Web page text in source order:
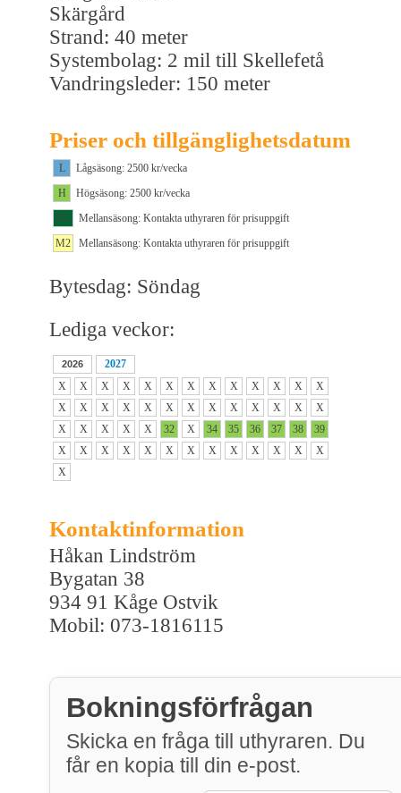
Skärgård
Strand: 40 meter
Systembolag: 2 mil till Skellefetå
Vandringsleder: 150 meter
Priser och tillgänglighetsdatum
L
Lågsäsong: 2500 kr/vecka
H
Högsäsong: 2500 kr/vecka
M1
Mellansäsong: Kontakta uthyraren för prisuppgift
M2
Mellansäsong: Kontakta uthyraren för prisuppgift
Bytesdag: Söndag
Lediga veckor:
2026
2027
X
X X X X X X X X X X X
X
X
X X X X X X X X X X X
X
X
X X X X 32 X 34 35 36 37 38
39
X
X X X X X X X X X X X
X
X
Kontaktinformation
Håkan Lindström
Bygatan 38
934 91 Kåge Ostvik
Mobil: 073-1816115
Bokningsförfrågan
Skicka en fråga till uthyraren. Du
får en kopia till din e-post.